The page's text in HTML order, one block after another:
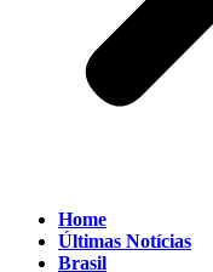
Home
Últimas Notícias
Brasil